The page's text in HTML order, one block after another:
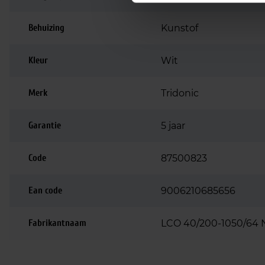
Behuizing Kunstof
Kleur Wit
Merk Tridonic
Garantie 5 jaar
Code 87500823
Ean code 9006210685656
Fabrikantnaam LCO 40/200-1050/64